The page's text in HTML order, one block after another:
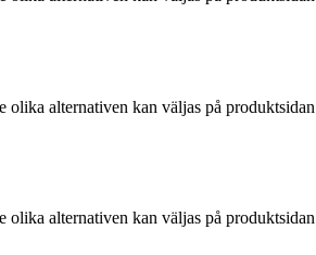
olika alternativen kan väljas på produktsidan
olika alternativen kan väljas på produktsidan